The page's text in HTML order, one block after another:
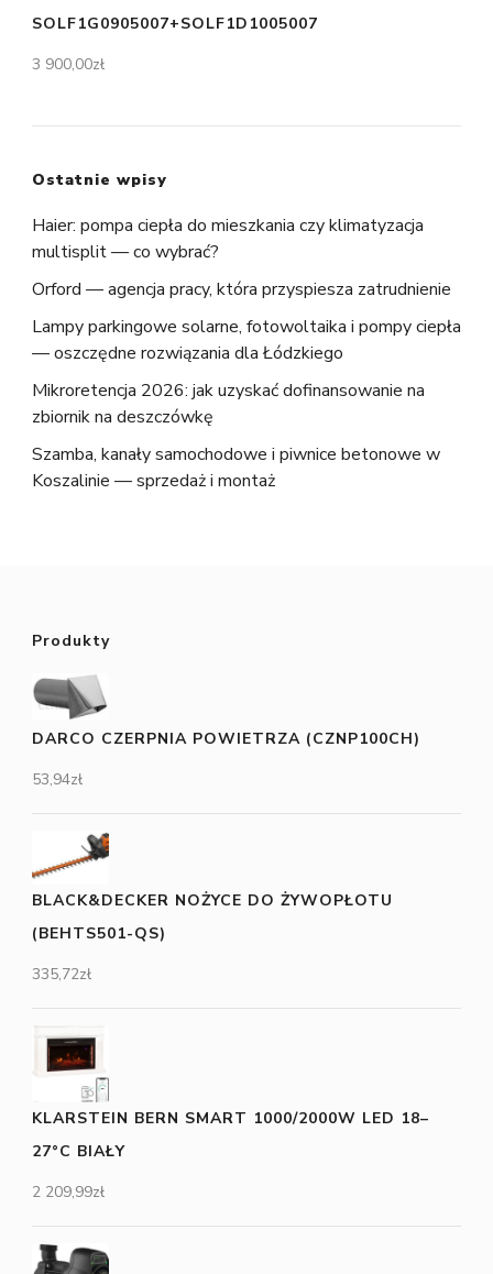
SOLF1G0905007+SOLF1D1005007
3 900,00zł
Ostatnie wpisy
Haier: pompa ciepła do mieszkania czy klimatyzacja
multisplit — co wybrać?
Orford — agencja pracy, która przyspiesza zatrudnienie
Lampy parkingowe solarne, fotowoltaika i pompy ciepła
— oszczędne rozwiązania dla Łódzkiego
Mikroretencja 2026: jak uzyskać dofinansowanie na
zbiornik na deszczówkę
Szamba, kanały samochodowe i piwnice betonowe w
Koszalinie — sprzedaż i montaż
Produkty
DARCO CZERPNIA POWIETRZA (CZNP100CH)
53,94zł
BLACK&DECKER NOŻYCE DO ŻYWOPŁOTU
(BEHTS501-QS)
335,72zł
KLARSTEIN BERN SMART 1000/2000W LED 18–
27°C BIAŁY
2 209,99zł